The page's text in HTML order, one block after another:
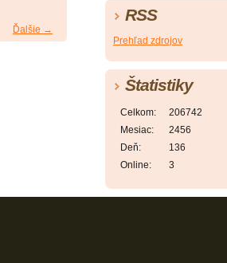
Ďalšie →
RSS
Prehľad zdrojov
Štatistiky
Online: 3
Celkom:
206742
Mesiac:
2456
Deň:
136